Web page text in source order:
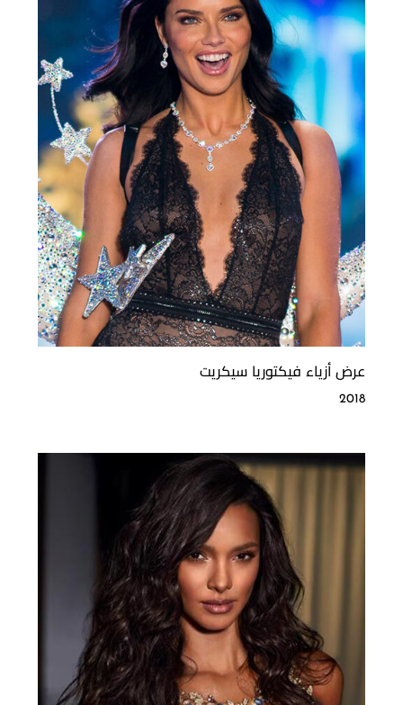
عرض أزياء فيكتوريا سيكريت
2018